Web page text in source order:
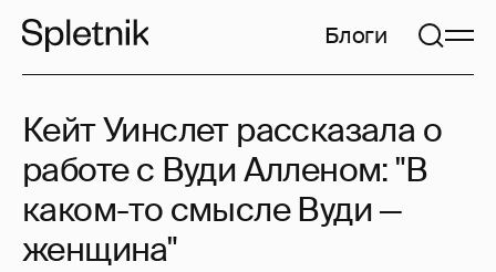
Блоги
Кейт Уинслет рассказала о
работе с Вуди Алленом: "В
каком-то смысле Вуди —
женщина"